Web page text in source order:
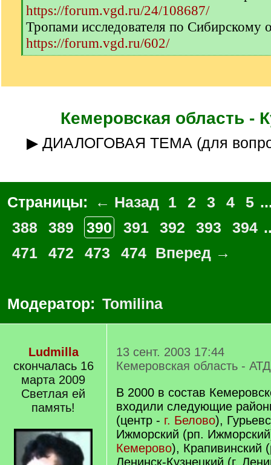
https://forum.vgd.ru/24/108687/
Тропами исследователя по Сибирскому
https://forum.vgd.ru/602/
[
]
Кемеровская область -
▶ ДИАЛОГОВАЯ ТЕМА (для
Страницы: ← Назад 1 2 3 4 5
388
389 390 391 392 393 394
471
472 473 474 Вперед →
Модератор: Tomilina
Ludmilla
скончалась 16
марта 2009
Светлая ей
память!
13 сент. 2003 17:44
Кемеровская область - АТД
В 2000 в состав
входили следующие
(центр - г. Белово),
Ижморский (рп.
Кемерово), Крапивинский
Ленинск-Кузнецкий (г.